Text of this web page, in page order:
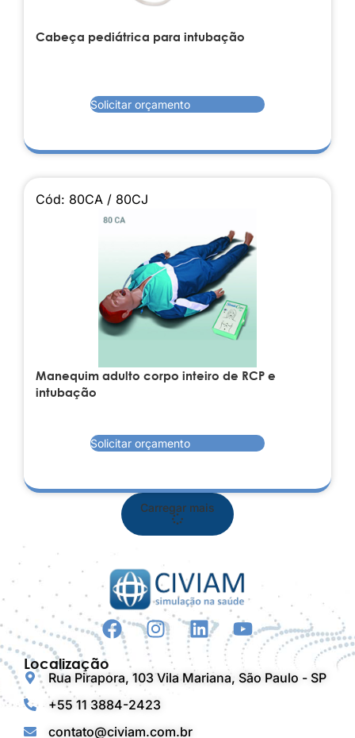
Cabeça pediátrica para intubação
Solicitar orçamento
Cód: 80CA / 80CJ
Manequim adulto corpo inteiro de RCP e
intubação
Solicitar orçamento
Carregar mais
Localização
Rua Pirapora, 103 Vila Mariana, São Paulo - SP
+55 11 3884-2423
contato@civiam.com.br